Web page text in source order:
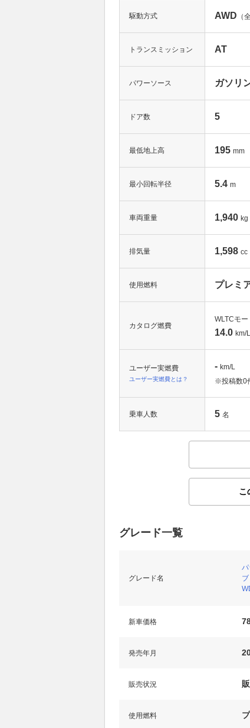
駆動方式 AWD （
トランスミッション AT
パワーソース ガソリ
ドア数 5
最低地上高 195 mm
最小回転半径 5.4 m
車両重量 1,940 kg
排気量 1,598 cc
使用燃料 プレミ
カタログ燃費
WLTCモ
14.0 km/L
ユーザー実燃費
ユーザー実燃費とは？
- km/L
※投稿数0
乗車人数 5 名
こ
グレード一覧
グレード名
パ
新車価格
発売年月
販売状況
使用燃料